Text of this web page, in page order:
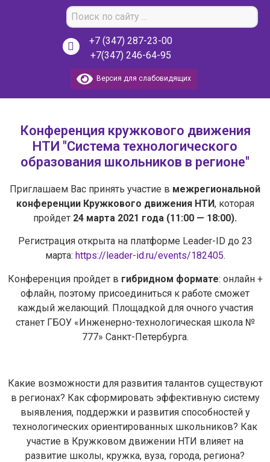
+7 (347) 287-23-00
+7(347) 246-64-95
Версия для слабовидящих
Конференция кружкового движения
НТИ "Система технологического
образования школьников в регионе"
Приглашаем Вас принять участие в межрегиональной
конференции Кружкового движения НТИ, которая
пройдет 24 марта 2021 года (11:00 — 18:00).
Регистрация открыта на платформе Leader-ID до 23
марта: https://leader-id.ru/events/182405.
Конференция пройдет в гибридном формате: онлайн +
офлайн, поэтому присоединиться к работе сможет
каждый желающий. Площадкой для очного участия
станет ГБОУ «Инженерно-технологическая школа №
777» Санкт-Петербурга.
Какие возможности для развития талантов существуют
в регионах? Как сформировать эффективную систему
выявления, поддержки и развития способностей у
технологических ориентированных школьников? Как
участие в Кружковом движении НТИ влияет на
развитие школы, кружка, вуза, города, региона?